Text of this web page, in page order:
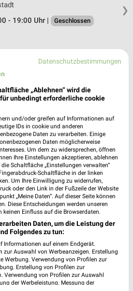
❯
- 19:00 Uhr |
Geschlossen
Zimmern ob Rottweil
9
ob Rottweil
- 19:00 Uhr | Geschlossen
Angebote: 2 Prospekte
Markdorf
26
- 19:00 Uhr | Geschlossen
Bad Saulgau
- 18:30 Uhr | Geschlossen
Datenschutzbestimmungen
„Ablehnen“ wird die
unbedingt erforderliche cookie
und/oder greifen auf Informationen auf
IDs in cookie und anderen
Daten zu verarbeiten. Einige
Daten möglicherweise
Um dem zu widersprechen, öffnen
Ihre Einstellungen akzeptieren, ablehnen
Schaltfläche „Einstellungen verwalten“
Schaltfläche in der linken
Um Ihre Einwilligung zu widerrufen,
oder den Link in der Fußzeile der Website
„Meine Daten“. Auf dieser Seite können
Diese Entscheidungen werden unseren
Einfluss auf die Browserdaten.
Daten, um die Leistung der
Folgendes zu tun:
Informationen auf einem Endgerät.
zur Auswahl von Werbeanzeigen. Erstellung
Werbung. Verwendung von Profilen zur
Erstellung von Profilen zur
Verwendung von Profilen zur Auswahl
der Werbeleistung. Messung der